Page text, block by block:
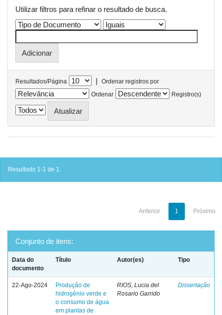
Utilizar filtros para refinar o resultado de busca.
Resultados/Página |
Ordenar registros por
Ordenar
Registro(s)
Resultado 1-1 de 1.
Anterior 1 Próximo
Conjunto de itens:
Data do
documento
Título Autor(es) Tipo
22-Ago-2024
Produção de
hidrogênio verde e
o consumo de água
em plantas de
RIOS, Lucia del
Rosario Garrido
Dissertação